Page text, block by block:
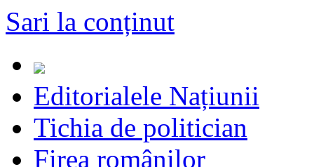
Sari la conținut
Editorialele Națiunii
Tichia de politician
Firea românilor